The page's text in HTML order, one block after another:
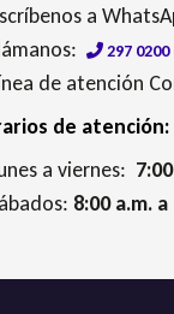
a
297
de atención
de atención:
a viernes:
8:00 a.m.